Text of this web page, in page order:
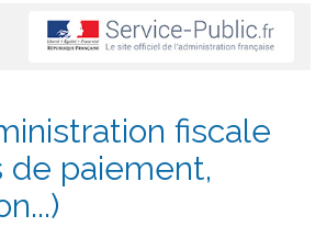
fiscale
de paiement,